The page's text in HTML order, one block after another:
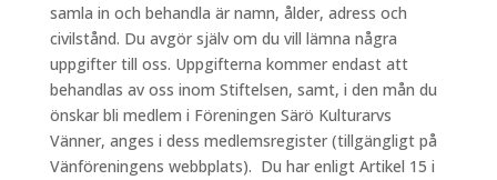
samla in och behandla är namn, ålder, adress och
civilstånd. Du avgör själv om du vill lämna några
uppgifter till oss. Uppgifterna kommer endast att
behandlas av oss inom Stiftelsen, samt, i den mån du
önskar bli medlem i Föreningen Särö Kulturarvs
Vänner, anges i dess medlemsregister (tillgängligt på
Vänföreningens webbplats). Du har enligt Artikel 15 i